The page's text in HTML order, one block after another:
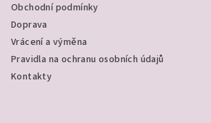
Obchodní podmínky
Doprava
Vrácení a výměna
Pravidla na ochranu osobních údajů
Kontakty